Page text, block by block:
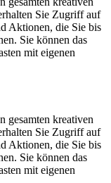
Sie Zugriff auf
Aktionen, die Sie bis
Sie können das
mit eigenen
gesamten kreativen
Sie Zugriff auf
Aktionen, die Sie bis
Sie können das
mit eigenen